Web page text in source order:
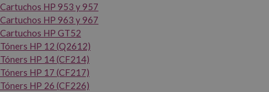
Cartuchos HP 953 y 957
Cartuchos HP 963 y 967
Cartuchos HP GT52
Tóners HP 12 (Q2612)
Tóners HP 14 (CF214)
Tóners HP 17 (CF217)
Tóners HP 26 (CF226)